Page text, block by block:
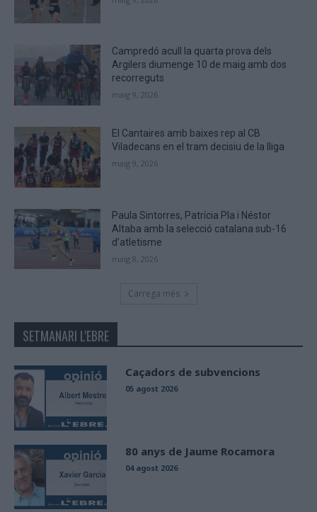
you
Campredó acull la quarta prova dels
Argilers diumenge 10 de maig amb dos
recorreguts
maig 9, 2026
El Cantaires amb baixes rep al CB
Viladecans en el tram decisiu de la lliga
maig 9, 2026
Paula Sintorres, Patrícia Pla i Néstor
Altaba amb la selecció catalana sub-16
d’atletisme
maig 8, 2026
Carrega més
SETMANARI L'EBRE
Caçadors de subvencions
05 agost 2026
80 anys de Jaume Rocamora
04 agost 2026